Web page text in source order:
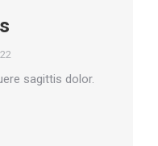
sagittis dolor.